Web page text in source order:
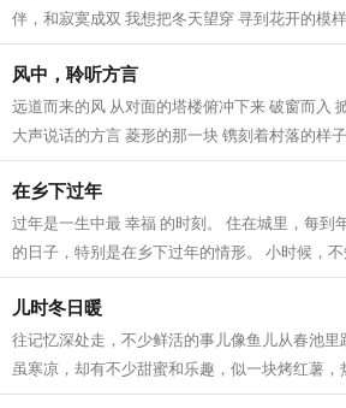
伴，和寂寞成双 我想把冬天望穿 寻到花开的模
香 冬天，在伞下闪闪发烫 走过的路...
风中，聆听方言
远道而来的风 从对面的塔楼俯冲下来 破窗而入
大声说话的方言 菱形的那一块 镌刻着村落的样
潮的杨柳 桥上垂钓的身影，再次...
在乡下过年
过年是一生中最 幸福 的时刻。 住在城里，每到
的日子，特别是在乡下过年的情形。 小时候，
可以无拘无束的玩，很开心。儿时的...
儿时冬日暖
往记忆深处走，不少鲜活的事儿像鱼儿从春池里
虽寒凉，却有不少甜蜜和乐趣，似一块烤红薯
一下子就暖了。 故乡的冬天安闲，冷风...